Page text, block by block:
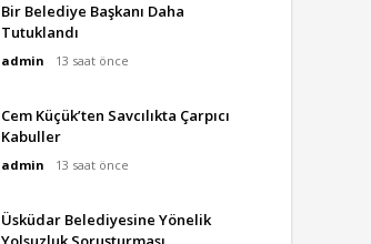
Bir Belediye Başkanı Daha
Tutuklandı
admin 13 saat önce
Cem Küçük’ten Savcılıkta Çarpıcı
Kabuller
admin 13 saat önce
Üsküdar Belediyesine Yönelik